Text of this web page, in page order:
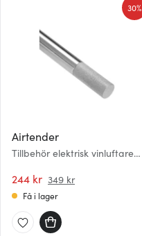
Airtender
Tillbehör elektrisk vinluftare
244 kr 349 kr
30%
Få i lager